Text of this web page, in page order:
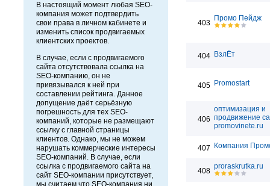
В настоящий момент любая SEO-
компания может подтвердить
свои права в личном кабинете и
изменить список продвигаемых
клиентских проектов.
В случае, если с продвигаемого
сайта отсутствовала ссылка на
SEO-компанию, он не
привязывался к ней при
составлении рейтинга. Данное
допущение даёт серьёзную
погрешность для тех SEO-
компаний, которые не размещают
ссылку с главной страницы
клиентов. Однако, мы не можем
нарушать коммерческие интересы
SEO-компаний. В случае, если
ссылка с продвигаемого сайта на
сайт SEO-компании присутствует,
мы считаем что SEO-компания ни
403
Промо Пейдж
404 ВзлЁт
405 Promostart
406
оптимизация и
продвижение
promovinete.ru
407 Компания
408
proraskrutka.ru